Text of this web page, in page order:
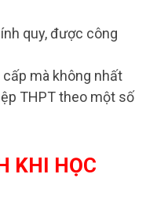
quy, được công
mà không nhất
THPT theo một số
KHI HỌC